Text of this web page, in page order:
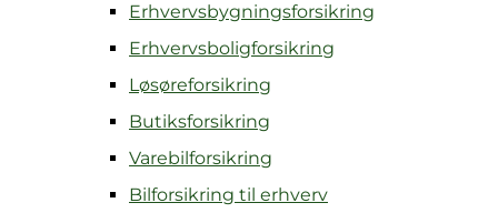
Erhvervsbygningsforsikring
Erhvervsboligforsikring
Løsøreforsikring
Butiksforsikring
Varebilforsikring
Bilforsikring til erhverv